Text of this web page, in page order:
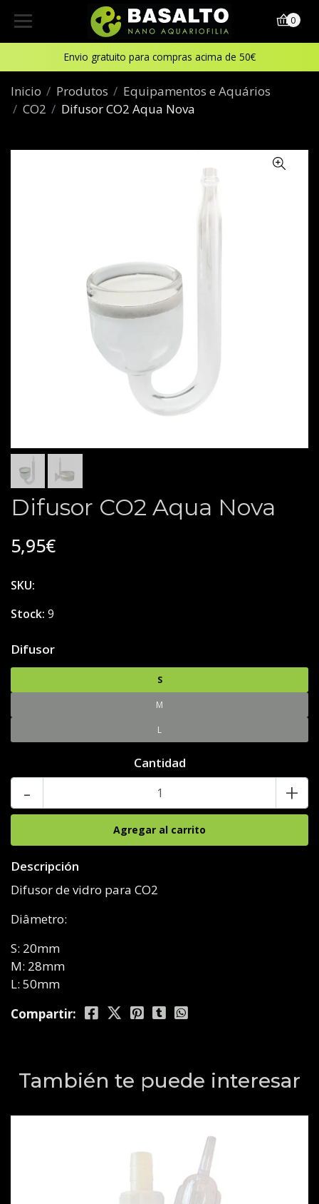
Envio gratuito para compras acima de 50€
0
Inicio Produtos
Equipamentos e Aquários
CO2
Difusor CO2 Aqua Nova
Difusor CO2 Aqua Nova
5,95€
SKU:
Stock: 9
Difusor
S
M
L
Cantidad
- +
Descripción
Difusor de vidro para CO2
Diâmetro:
S: 20mm
M: 28mm
L: 50mm
Compartir:
También te puede interesar